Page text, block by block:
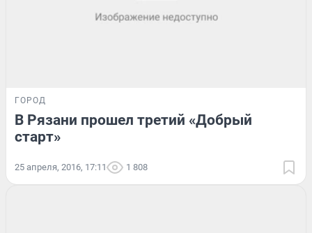
ГОРОД
В Рязани прошел третий «Добрый
старт»
25 апреля, 2016, 17:11 1 808